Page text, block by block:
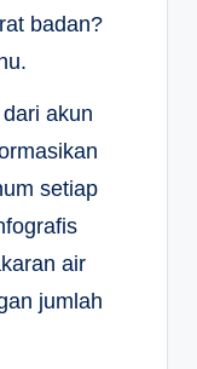
badan?
akun
setiap
air
jumlah